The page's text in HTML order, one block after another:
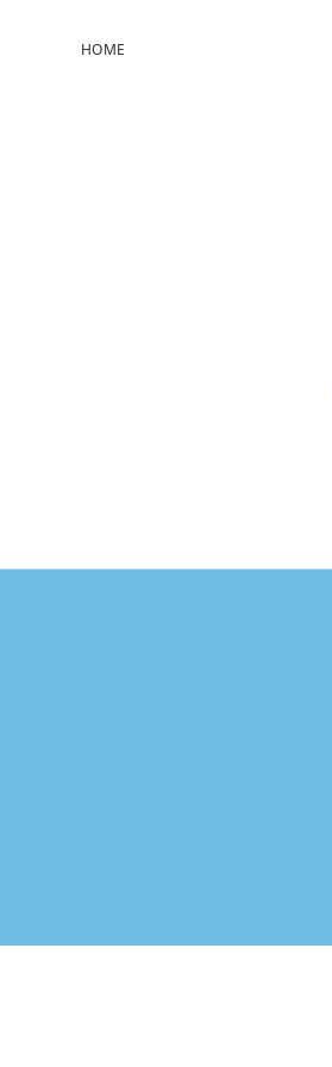
HOME